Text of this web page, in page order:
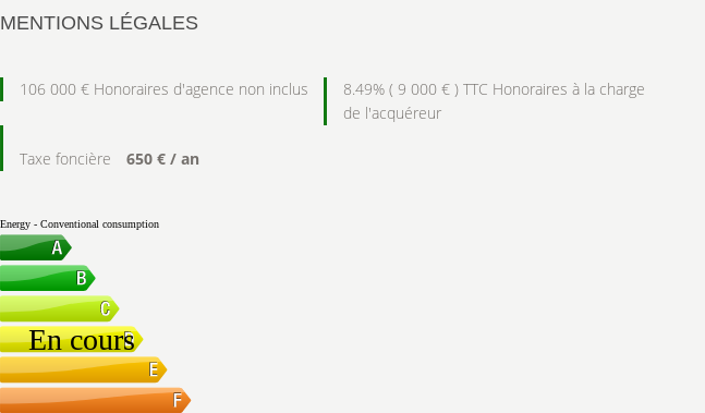
MENTIONS LÉGALES
106 000 € Honoraires d'agence non inclus
8.49% ( 9 000 € ) TTC Honoraires à la charge
de l'acquéreur
Taxe foncière 650 € / an